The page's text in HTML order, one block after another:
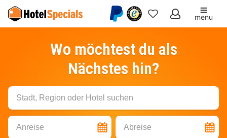
Meine
menu
Wo möchtest du als
Nächstes hin?
Stadt, Region oder Hotel suchen
Anreise Abreise